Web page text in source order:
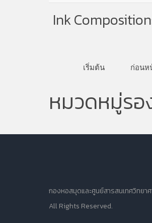
Ink
เริ่มต้น ก่อนห
หมวดหมู่รอ
กองหอสมุดและศูนย์สารสนเทศวิทยาศ
All Rights Reserved.